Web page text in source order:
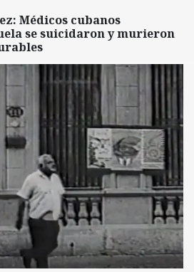
Médicos cubanos
se suicidaron y murieron